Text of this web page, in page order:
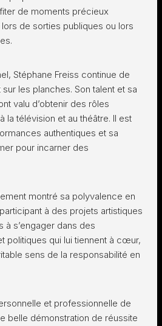
de moments précieux
de sorties publiques ou lors
Stéphane Freiss continue de
les planches. Son talent et sa
valu d’obtenir des rôles
la télévision et au théâtre. Il est
authentiques et sa
pour incarner des
montré sa polyvalence en
à des projets artistiques
à s’engager dans des
politiques qui lui tiennent à cœur,
sens de la responsabilité en
et professionnelle de
belle démonstration de réussite